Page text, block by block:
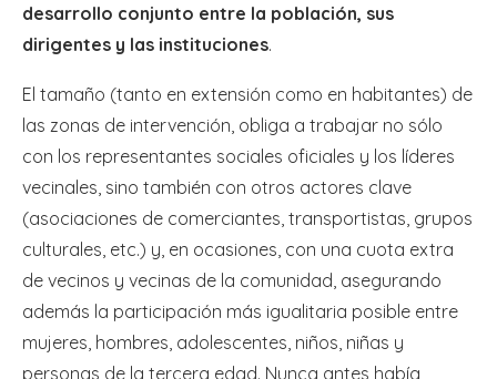
desarrollo conjunto entre la población, sus
dirigentes y las instituciones.
El tamaño (tanto en extensión como en habitantes) de
las zonas de intervención, obliga a trabajar no sólo
con los representantes sociales oficiales y los líderes
vecinales, sino también con otros actores clave
(asociaciones de comerciantes, transportistas, grupos
culturales, etc.) y, en ocasiones, con una cuota extra
de vecinos y vecinas de la comunidad, asegurando
además la participación más igualitaria posible entre
mujeres, hombres, adolescentes, niños, niñas y
personas de la tercera edad. Nunca antes había